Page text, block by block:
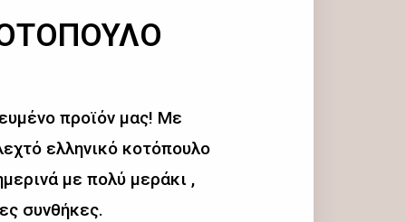
προϊόν μας! Με
ελληνικό κοτόπουλο
με πολύ μεράκι ,
συνθήκες.